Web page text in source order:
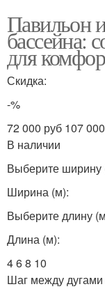
Павильон
бассейна:
для
Скидка:
-%
72 000 руб 107
В наличии
Выберите ширину
Ширина (м):
Выберите длину
Длина (м):
4 6 8 10
Шаг между